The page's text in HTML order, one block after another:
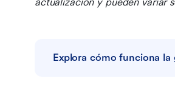
Explora cómo funciona